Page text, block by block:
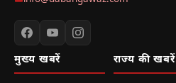
मुख्य खबरें राज्य की खबरें